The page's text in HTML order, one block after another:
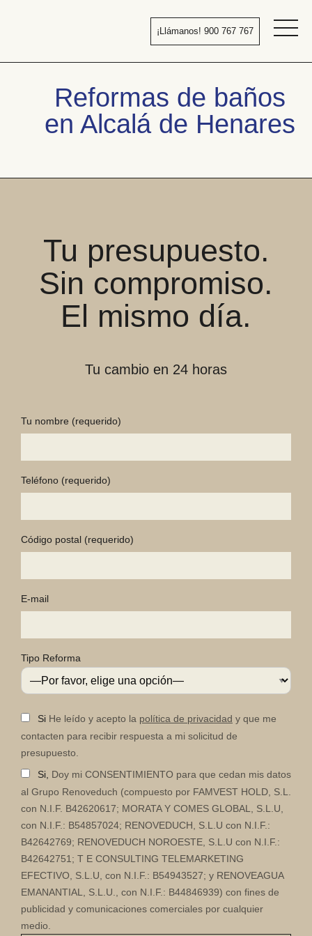
por
¡Llámanos! 900 767 767
Reformas de baños
en Alcalá de Henares
Tu presupuesto.
Sin compromiso.
El mismo día.
Tu cambio en 24 horas
Tu nombre (requerido)
Teléfono (requerido)
Código postal (requerido)
E-mail
Tipo Reforma
Si He leído y acepto la política de privacidad y que me
contacten para recibir respuesta a mi solicitud de
presupuesto.
Si, Doy mi CONSENTIMIENTO para que cedan mis datos
al Grupo Renoveduch (compuesto por FAMVEST HOLD, S.L.
con N.I.F. B42620617; MORATA Y COMES GLOBAL, S.L.U,
con N.I.F.: B54857024; RENOVEDUCH, S.L.U con N.I.F.:
B42642769; RENOVEDUCH NOROESTE, S.L.U con N.I.F.:
B42642751; T E CONSULTING TELEMARKETING
EFECTIVO, S.L.U, con N.I.F.: B54943527; y RENOVEAGUA
EMANANTIAL, S.L.U., con N.I.F.: B44846939) con fines de
publicidad y comunicaciones comerciales por cualquier
medio.